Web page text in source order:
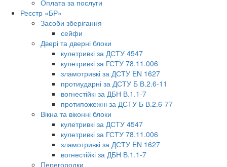
Оплата за послуги
Реєстр «БР»
Засоби зберігання
сейфи
Двері та дверні блоки
кулетривкі за ДСТУ 4547
кулетривкі за ГСТУ 78.11.006
зламотривкі за ДСТУ EN 1627
протиударні за ДСТУ Б В.2.6-11
вогнестійкі за ДБН В.1.1-7
протипожежні за ДСТУ Б В.2.6-77
Вікна та віконні блоки
кулетривкі за ДСТУ 4547
кулетривкі за ГСТУ 78.11.006
зламотривкі за ДСТУ EN 1627
вогнестійкі за ДБН В.1.1-7
Перегородки